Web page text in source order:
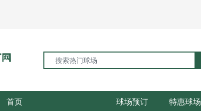
首页 球场预订 特惠球场